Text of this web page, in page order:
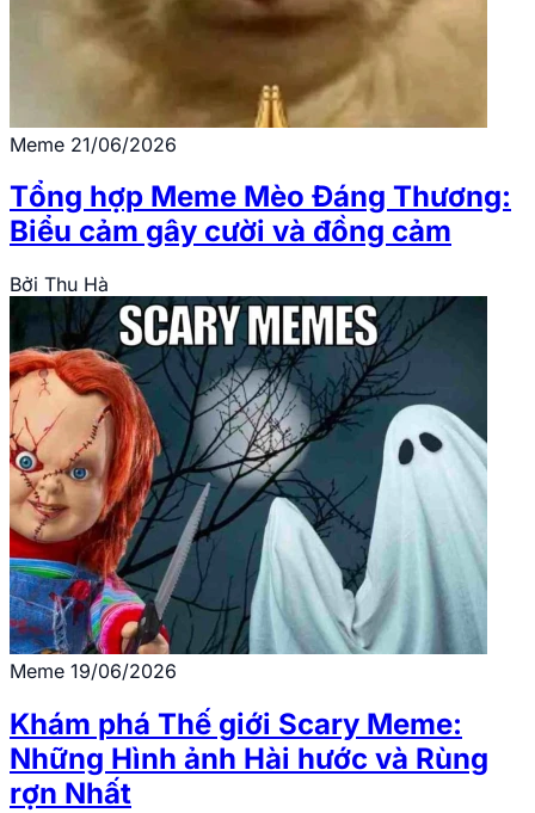
Meme 21/06/2026
Tổng hợp Meme Mèo Đáng Thương:
Biểu cảm gây cười và đồng cảm
Bởi Thu Hà
Meme 19/06/2026
Khám phá Thế giới Scary Meme:
Những Hình ảnh Hài hước và Rùng
rợn Nhất